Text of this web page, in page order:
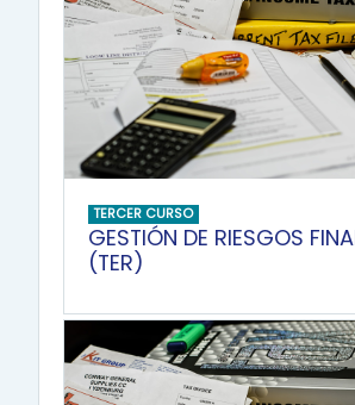
TERCER CURSO
GESTIÓN DE RIESGOS
(TER)